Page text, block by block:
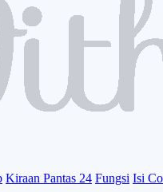
Kiraan Pantas 24 Fungsi Isi